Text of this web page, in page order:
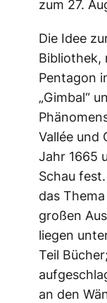
zum 27.
Die Idee
Bibliothek,
Pentagon
„Gimbal“
Vallée und
Jahr 1665
Schau
das
großen
liegen
Teil
an den